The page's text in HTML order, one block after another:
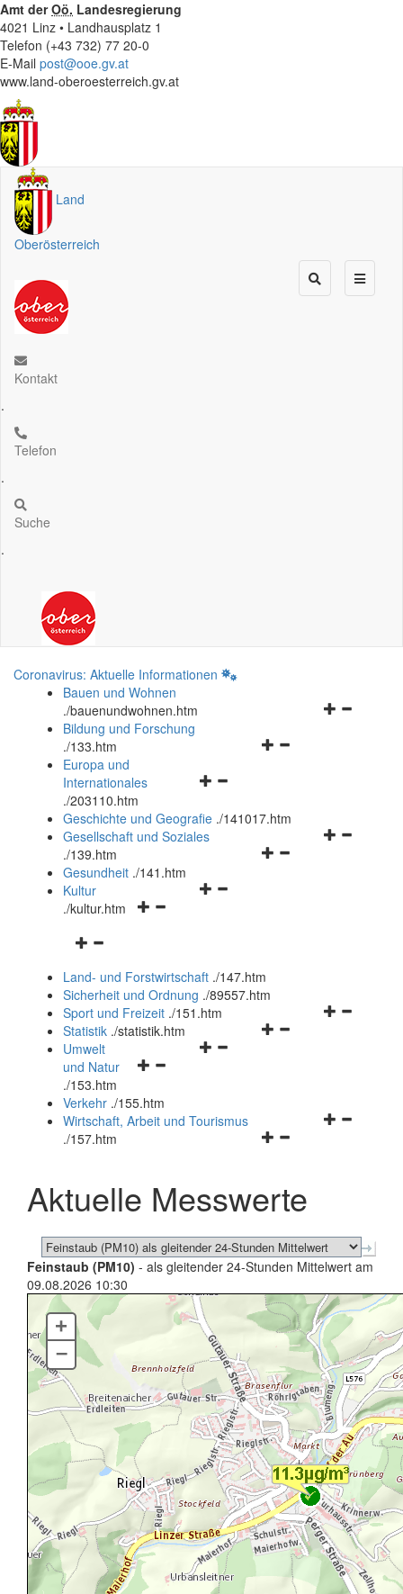
Amt derOö. Landesregierung
4021 Linz • Landhausplatz 1
Telefon (+43 732) 77 20-0
E-Mail post@ooe.gv.at
www.land-oberoesterreich.gv.at
Land
Oberösterreich
Kontakt
.
Telefon
.
Suche
.
Coronavirus: Aktuelle Informationen
Bauen und Wohnen
./bauenundwohnen.htm
Navigationsmenü
Bildung und Forschung
./133.htm
Navigationsmenü
und
schließen
Europa und
Internationales
./203110.htm
Geschichte und Geografie ./141017.htm
Navigationsmenü
Gesellschaft und Soziales
./139.htm
Navigationsmenü
Gesundheit ./141.htm
Navigationsmenü
Kultur
./kultur.htm
Navigationsmenü
und
schließen
Land- und Forstwirtschaft ./147.htm
Sicherheit und Ordnung ./89557.htm
Navigationsmenü
Sport und Freizeit ./151.htm
Navigationsmenü
Statistik ./statistik.htm
Navigationsmenü
und
schließen
Umwelt
und Natur
./153.htm
Verkehr ./155.htm
Navigationsmenü
schließen
Wirtschaft, Arbeit und Tourismus
./157.htm
Aktuelle Messwerte
Feinstaub (PM10) - als gleitender 24-Stunden Mittelwert am
09.08.2026 10:30
+
–